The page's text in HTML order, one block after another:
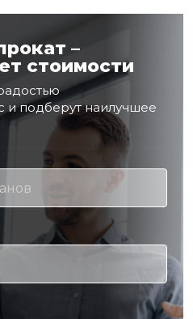
–
стоимости
и подберут наилучшее